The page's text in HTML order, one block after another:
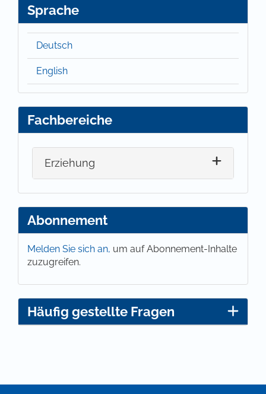
Sprache
Deutsch
English
Fachbereiche
Erziehung
Abonnement
Melden Sie sich an, um auf Abonnement-Inhalte
zuzugreifen.
Häufig gestellte Fragen